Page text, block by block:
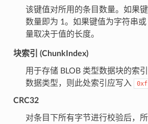
该键值对所用的条目数量。如果
数量即为 1。如果键值为字符串
量取决于值的长度。
块索引 (ChunkIndex)
用于存储 BLOB 类型数据块的索
数据类型，则此处索引应写入
CRC32
对条目下所有字节进行校验后，